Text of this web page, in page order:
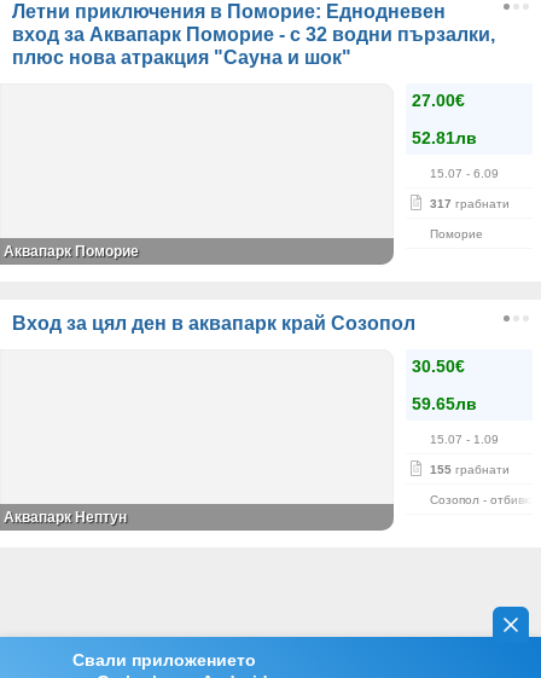
Свали приложението
Летни приключения в Поморие: Еднодневен
вход за Аквапарк Поморие - с 32 водни пързалки,
плюс нова атракция "Сауна и шок"
27.00€
52.81лв
15.07 - 6.09
317 грабнати
Поморие
Аквапарк Поморие
Вход за цял ден в аквапарк край Созопол
30.50€
59.65лв
15.07 - 1.09
155 грабнати
Созопол -
Аквапарк Нептун